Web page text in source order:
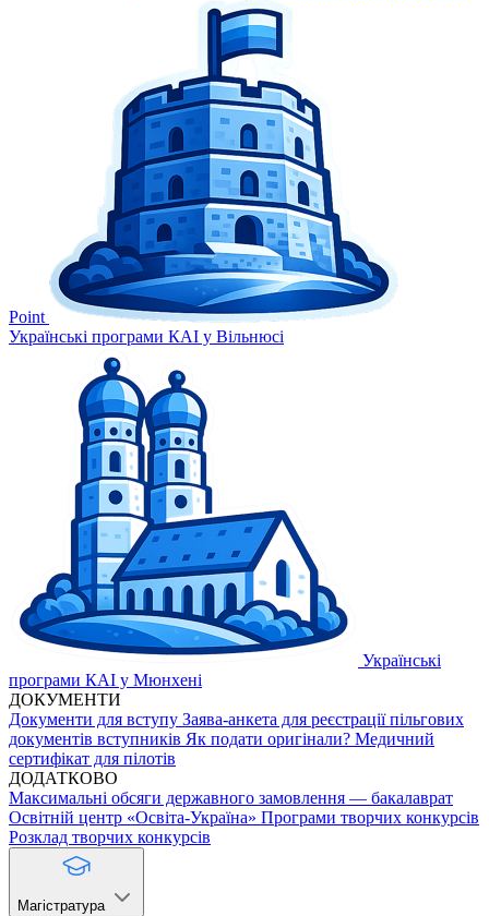
Point
Українські програми КАІ у Вільнюсі
Українські
програми КАІ у Мюнхені
ДОКУМЕНТИ
Документи для вступу Заява-анкета для реєстрації пільгових
документів вступників Як подати оригінали? Медичний
сертифікат для пілотів
ДОДАТКОВО
Максимальні обсяги державного замовлення — бакалаврат
Освітній центр «Освіта-Україна» Програми творчих конкурсів
Розклад творчих конкурсів
Магістратура